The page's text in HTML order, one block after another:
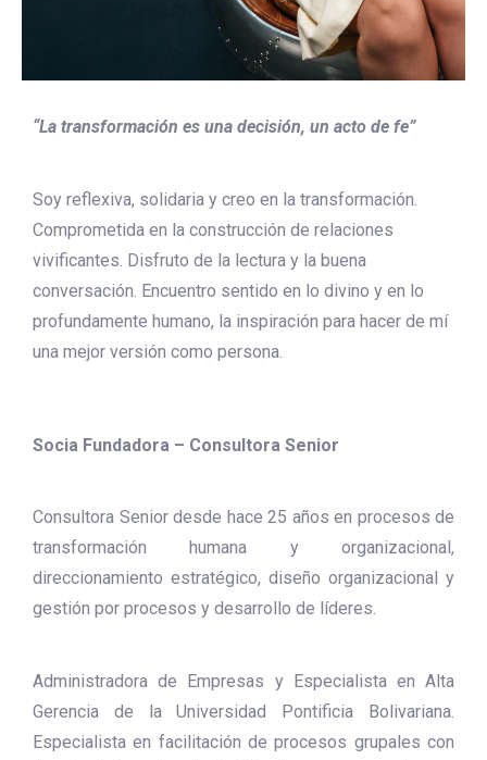
“La transformación es una decisión, un acto de fe”
Soy reflexiva, solidaria y creo en la transformación.
Comprometida en la construcción de relaciones
vivificantes. Disfruto de la lectura y la buena
conversación. Encuentro sentido en lo divino y en lo
profundamente humano, la inspiración para hacer de mí
una mejor versión como persona.
Socia Fundadora – Consultora Senior
Consultora Senior desde hace 25 años en procesos de
transformación humana y organizacional,
direccionamiento estratégico, diseño organizacional y
gestión por procesos y desarrollo de líderes.
Administradora de Empresas y Especialista en Alta
Gerencia de la Universidad Pontificia Bolivariana.
Especialista en facilitación de procesos grupales con